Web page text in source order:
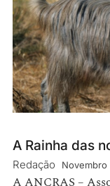
A Rainha das
Redação Novembro